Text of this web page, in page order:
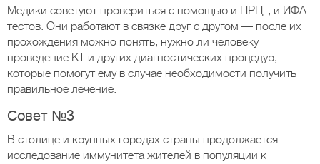
Медики советуют провериться с помощью и ПРЦ-, и ИФА-
тестов. Они работают в связке друг с другом — после их
прохождения можно понять, нужно ли человеку
проведение КТ и других диагностических процедур,
которые помогут ему в случае необходимости получить
правильное лечение.
Совет №3
В столице и крупных городах страны продолжается
исследование иммунитета жителей в популяции к